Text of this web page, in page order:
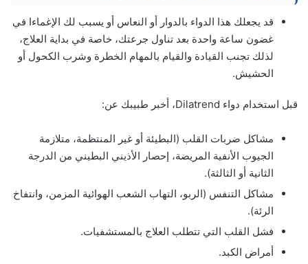
قد يجعلك هذا الدواء بالدوار أو النعاس أو يسبب لك الإغماءا في
غضون ساعة واحدة بعد تناول جرعتك، خاصة في بداية العلاج،
لذلك تجنب القيادة والقيام بالمهام الخطرة وشرب الكحول أو
الحشيش.
قبل استخدام دواء Dilatrend، أخبر طبيبك عن:
مشاكل ضربات القلب (البطيئة أو غير المنتظمة، متلازمة
الجيوب الأنفية المريضة، إحصار الأذيني البطيني من الدرجة
الثانية أو الثالثة).
مشاكل التنفس (الربو، التهاب الشعب الهوائية المزمن، وانتفاخ
الرئة).
فشل القلب التي تتطلب العلاج بالمستشفيات.
أمراض الكبد.